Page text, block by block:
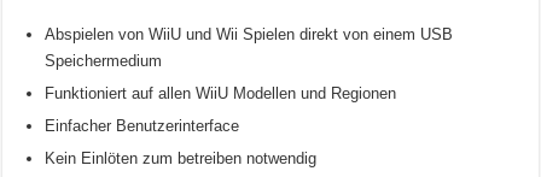
Abspielen von WiiU und Wii Spielen direkt von einem USB
Speichermedium
Funktioniert auf allen WiiU Modellen und Regionen
Einfacher Benutzerinterface
Kein Einlöten zum betreiben notwendig